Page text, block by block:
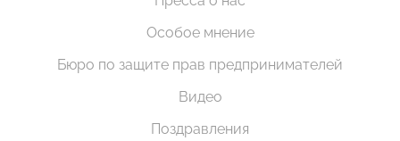
Особое мнение
Бюро по защите прав предпринимателей
Видео
Поздравления